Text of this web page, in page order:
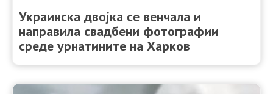
Украинска двојка се венчала и
направила свадбени фотографии
среде урнатините на Харков